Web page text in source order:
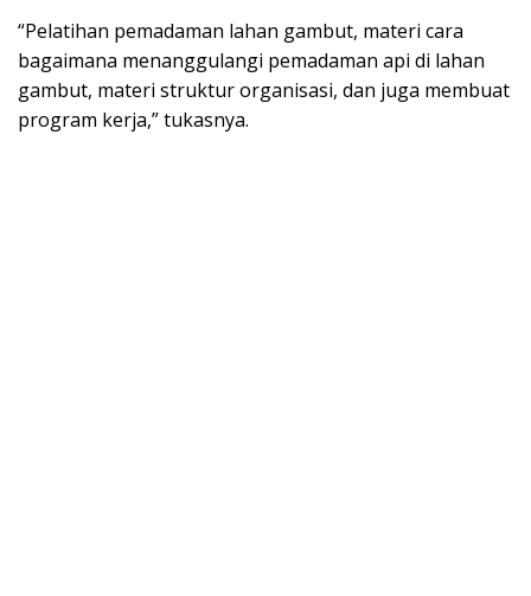
“Pelatihan pemadaman lahan gambut, materi cara
bagaimana menanggulangi pemadaman api di lahan
gambut, materi struktur organisasi, dan juga membuat
program kerja,” tukasnya.